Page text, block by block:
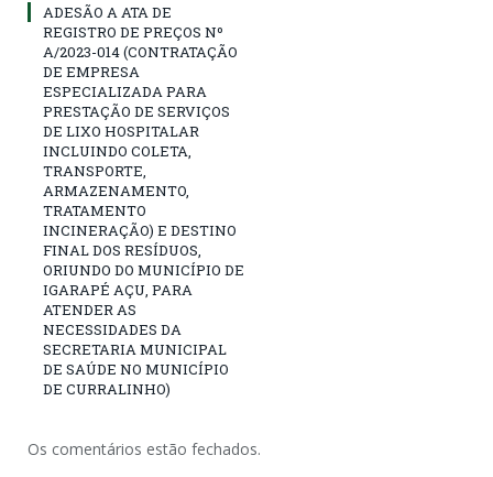
ADESÃO A ATA DE
REGISTRO DE PREÇOS Nº
A/2023-014 (CONTRATAÇÃO
DE EMPRESA
ESPECIALIZADA PARA
PRESTAÇÃO DE SERVIÇOS
DE LIXO HOSPITALAR
INCLUINDO COLETA,
TRANSPORTE,
ARMAZENAMENTO,
TRATAMENTO
INCINERAÇÃO) E DESTINO
FINAL DOS RESÍDUOS,
ORIUNDO DO MUNICÍPIO DE
IGARAPÉ AÇU, PARA
ATENDER AS
NECESSIDADES DA
SECRETARIA MUNICIPAL
DE SAÚDE NO MUNICÍPIO
DE CURRALINHO)
Os comentários estão fechados.